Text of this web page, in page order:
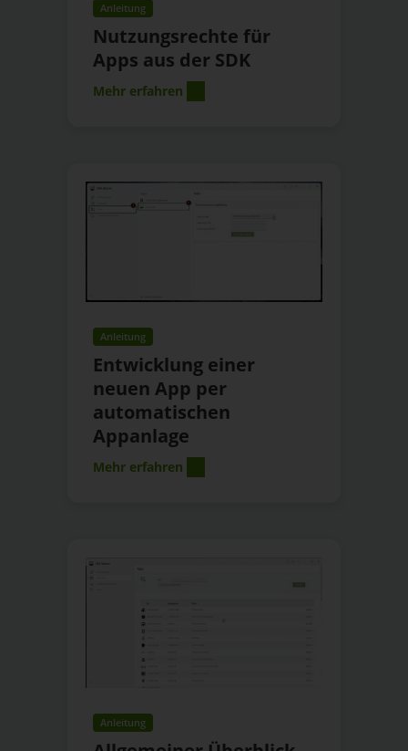
Anleitung
Nutzungsrechte für
Apps aus der SDK
Mehr erfahren
Anleitung
Entwicklung einer
neuen App per
automatischen
Appanlage
Mehr erfahren
Anleitung